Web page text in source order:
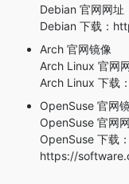
Debian 官网网
Debian 下载：
Arch 官网镜像
Arch Linux 官网
Arch Linux 下载
OpenSuse 官网
OpenSuse 官网
OpenSuse 下载：
https://